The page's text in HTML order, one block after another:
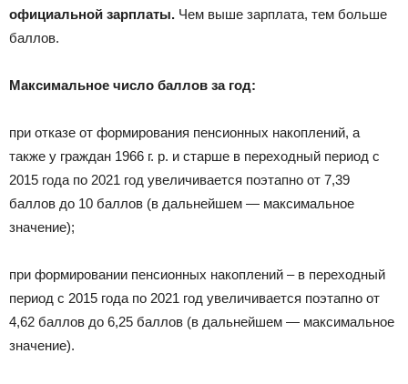
официальной зарплаты. Чем выше зарплата, тем больше
баллов.
Максимальное число баллов за год:
при отказе от формирования пенсионных накоплений, а
также у граждан 1966 г. р. и старше в переходный период с
2015 года по 2021 год увеличивается поэтапно от 7,39
баллов до 10 баллов (в дальнейшем — максимальное
значение);
при формировании пенсионных накоплений – в переходный
период с 2015 года по 2021 год увеличивается поэтапно от
4,62 баллов до 6,25 баллов (в дальнейшем — максимальное
значение).